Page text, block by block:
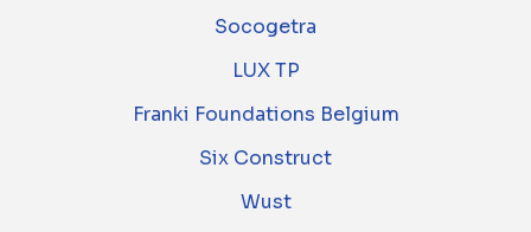
Socogetra
LUX TP
Franki Foundations Belgium
Six Construct
Wust